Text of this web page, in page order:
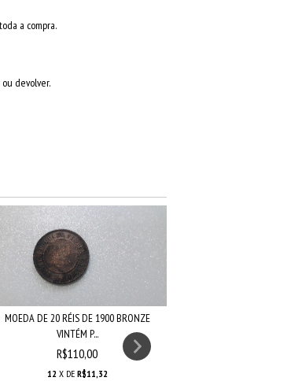
a compra.
devolver.
MOEDA DE 20 RÉIS DE 1900 BRONZE
VINTÉM P...
R$110,00
12 X DE R$11,32